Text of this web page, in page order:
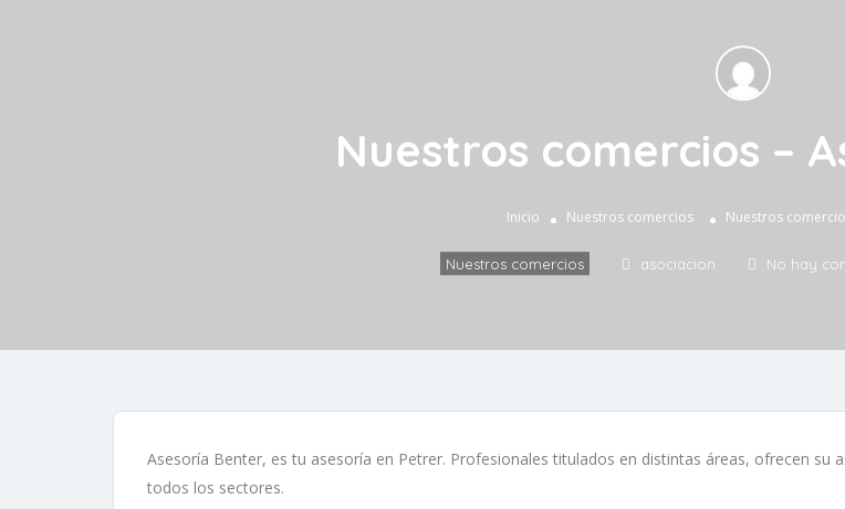
Nuestros comercios –
Inicio Nuestros comercios Nuestros
Nuestros comercios asociacion No hay
Asesoría Benter, es tu asesoría en Petrer. Profesionales titulados en distintas áreas, ofrecen
todos los sectores.